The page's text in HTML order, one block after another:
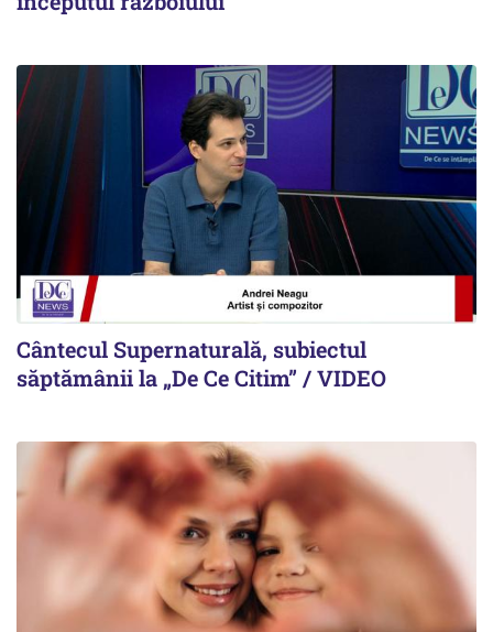
Cântecul Supernaturală, subiectul
săptămânii la „De Ce Citim” / VIDEO